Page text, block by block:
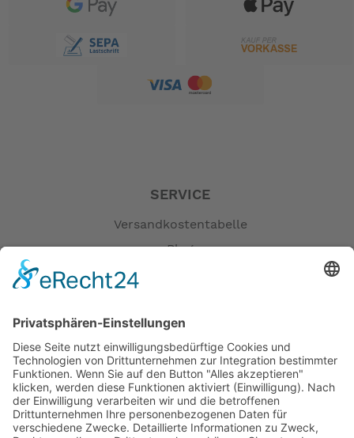
SERVICE
Versandkostentabelle
Blog
Erklärung zur Barrierefreiheit
AGB
Öffnungszeiten
Versandpartner
Verfügbarkeiten
Zahlung und Versand